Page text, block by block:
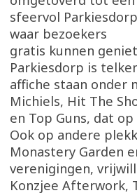
sfeervol
waar bezoekers
gratis kunnen
Parkiesdorp is
affiche staan onder
Michiels, Hit The
en Top Guns, dat
Ook op andere
Monastery Garden
verenigingen,
Konzjee Afterwork,